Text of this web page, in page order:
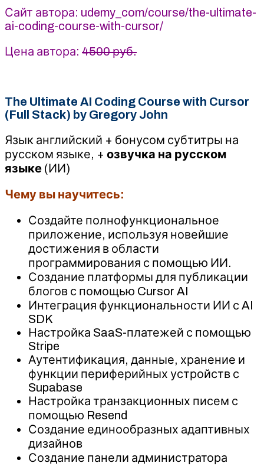
(2025)
Udemy
Сайт автора: udemy_com/course/the-ultimate-
ai-coding-course-with-cursor/
Цена автора: 4500 руб.
The Ultimate AI Coding Course with Cursor
(Full Stack) by Gregory John
Язык английский + бонусом субтитры на
русском языке, + озвучка на русском
языке (ИИ)
Чему вы научитесь:
Создайте полнофункциональное
приложение, используя новейшие
достижения в области
программирования с помощью ИИ.
Создание платформы для публикации
блогов с помощью Cursor AI
Интеграция функциональности ИИ с AI
SDK
Настройка SaaS-платежей с помощью
Stripe
Аутентификация, данные, хранение и
функции периферийных устройств с
Supabase
Настройка транзакционных писем с
помощью Resend
Создание единообразных адаптивных
дизайнов
Создание панели администратора